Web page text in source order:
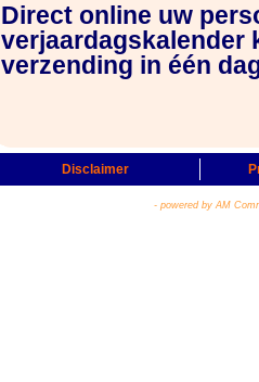
Direct online uw
verjaardagskalender
verzending in één
Disclaimer
- powered by AM